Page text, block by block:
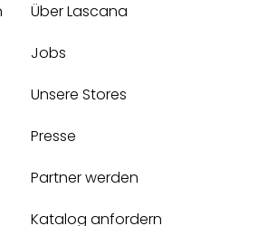
Über Lascana
Jobs
Unsere Stores
Presse
Partner werden
Katalog anfordern